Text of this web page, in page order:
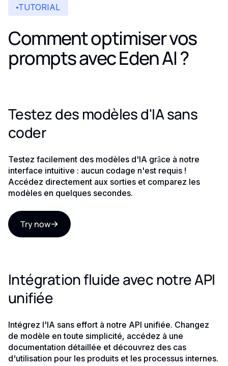
TUTORIAL
Comment optimiser vos
prompts avec Eden AI ?
Testez des modèles d'IA sans
coder
Testez facilement des modèles d'IA grâce à notre
interface intuitive : aucun codage n'est requis !
Accédez directement aux sorties et comparez les
modèles en quelques secondes.
Try now
Intégration fluide avec notre API
unifiée
Intégrez l'IA sans effort à notre API unifiée. Changez
de modèle en toute simplicité, accédez à une
documentation détaillée et découvrez des cas
d'utilisation pour les produits et les processus internes.